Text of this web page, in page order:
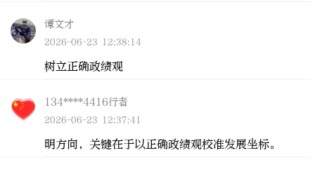
谭文才
2026-06-23 12:38:14
树立正确政绩观
134****4416行者
2026-06-23 12:37:41
明方向，关键在于以正确政绩观校准发展坐标。